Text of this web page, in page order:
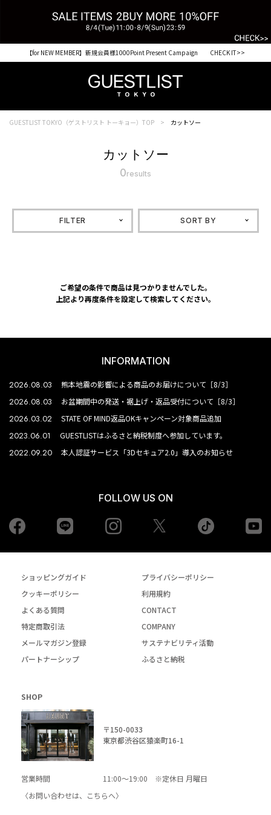
【for NEW MEMBER】新規会員様1000Point Present Campaign CHECK IT>>
GUESTLIST TOKYO（ゲストリスト トーキョー）TOP カットソー
カットソー
0results
FILTER SORT BY
ご希望の条件で商品は見つかりませんでした。
上記より再度条件を設定して検索してください。
INFORMATION
2026.08.03 熊本地震の影響による商品のお届けについて［8/3］
2026.08.03 お盆期間中の発送・裾上げ・返品受付について［8/3］
2026.03.02 STATE OF MIND返品OKキャンペーン対象商品追加
2023.06.01 GUESTLISTはふるさと納税制度へ参加しています。
2022.09.20 本人認証サービス「3Dセキュア2.0」導入のお知らせ
FOLLOW US ON
Facebook Instagram tiktok
ショッピングガイド
プライバシーポリシー
クッキーポリシー
利用規約
よくある質問
CONTACT
特定商取引法
COMPANY
メールマガジン登録
サステナビリティ活動
パートナーシップ
ふるさと納税
SHOP
〒150-0033
東京都渋谷区猿楽町16-1
営業時間
11:00～19:00 ※定休日 月曜日
〈お問い合わせは、
こちらへ〉